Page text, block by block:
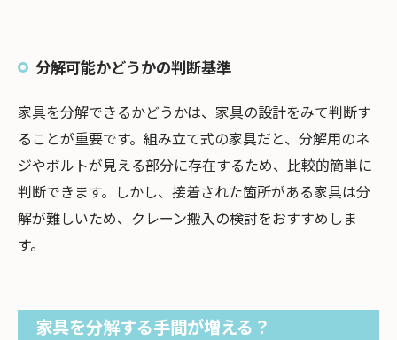
分解可能かどうかの判断基準
家具を分解できるかどうかは、家具の設計をみて判断す
ることが重要です。組み立て式の家具だと、分解用のネ
ジやボルトが見える部分に存在するため、比較的簡単に
判断できます。しかし、接着された箇所がある家具は分
解が難しいため、クレーン搬入の検討をおすすめしま
す。
家具を分解する手間が増える？